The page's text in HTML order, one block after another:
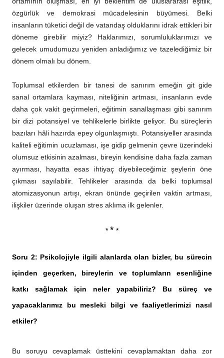
özgürlük ve demokrasi mücadelesinin büyümesi. Belki
insanların tüketici değil de vatandaş olduklarını idrak ettikleri bir
döneme girebilir miyiz? Haklarımızı, sorumluluklarımızı ve
gelecek umudumuzu yeniden anladığımız ve tazelediğimiz bir
dönem olmalı bu dönem.
Toplumsal etkilerden bir tanesi de sanırım emeğin git gide
sanal ortamlara kayması, niteliğinin artması, insanların evde
daha çok vakit geçirmeleri, eğitimin sanallaşması gibi sanırım
bir dizi potansiyel ve tehlikelerle birlikte geliyor. Bu süreçlerin
bazıları hâli hazırda epey olgunlaşmıştı. Potansiyeller arasında
kaliteli eğitimin ucuzlaması, işe gidip gelmenin çevre üzerindeki
olumsuz etkisinin azalması, bireyin kendisine daha fazla zaman
ayırması, hayatta esas ihtiyaç diyebileceğimiz şeylerin öne
çıkması sayılabilir. Tehlikeler arasında da belki toplumsal
atomizasyonun artışı, ekran önünde geçirilen vaktin artması,
ilişkiler üzerinde oluşan stres aklıma ilk gelenler.
* * *
Soru 2: Psikolojiyle ilgili alanlarda olan bizler, bu sürecin
içinden geçerken, bireylerin ve toplumların esenliğine
katkı sağlamak için neler yapabiliriz? Bu süreç ve
yapacaklarımız bu mesleki bilgi ve faaliyetlerimizi nasıl
etkiler?
Bu soruyu cevaplamak üsttekini cevaplamaktan daha zor